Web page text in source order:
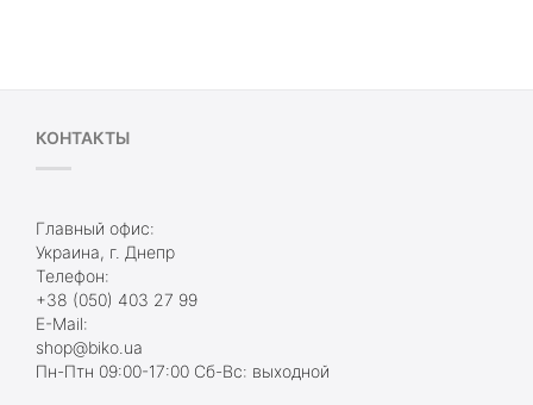
КОНТАКТЫ
Главный офис:
Украина, г. Днепр
Телефон:
+38 (050) 403 27 99
E-Mail:
shop@biko.ua
Пн-Птн 09:00-17:00 Сб-Вс: выходной